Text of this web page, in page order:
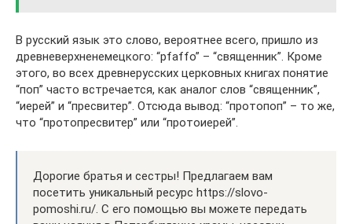
В русский язык это слово, вероятнее всего, пришло из
древневерхненемецкого: “pfaffo” – “священник”. Кроме
этого, во всех древнерусских церковных книгах понятие
“поп” часто встречается, как аналог слов “священник”,
“иерей” и “пресвитер”. Отсюда вывод: “протопоп” – то же,
что “протопресвитер” или “протоиерей”.
Дорогие братья и сестры! Предлагаем вам
посетить уникальный ресурс https://slovo-
pomoshi.ru/. С его помощью вы можете передать